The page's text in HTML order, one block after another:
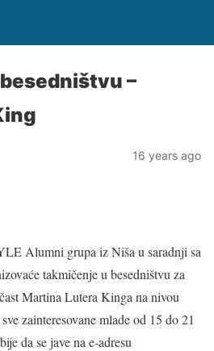
–
16 years ago
Alumni grupa iz Niša u saradnji sa
takmičenje u besedništvu za
Martina Lutera Kinga na nivou
zainteresovane mlade od 15 do 21
da se jave na e-adresu